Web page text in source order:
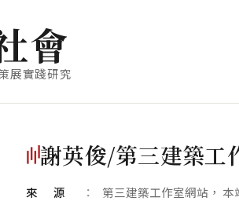
會
展實踐研究
謝英俊/第三建築工
來源 第三建築工作室網站， 本